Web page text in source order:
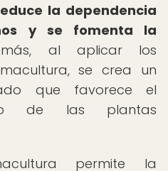
la dependencia
y se fomenta la
al aplicar los
se crea un
que favorece el
de las plantas
permite la